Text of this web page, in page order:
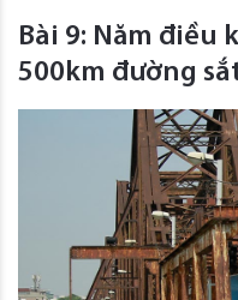
Bài 9: Năm điều
500km đường